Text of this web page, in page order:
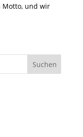
Motto, und wir